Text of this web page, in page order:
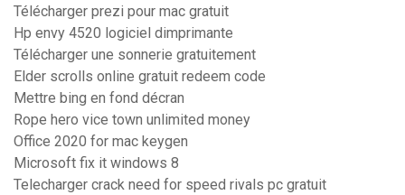
Télécharger prezi pour mac gratuit
Hp envy 4520 logiciel dimprimante
Télécharger une sonnerie gratuitement
Elder scrolls online gratuit redeem code
Mettre bing en fond décran
Rope hero vice town unlimited money
Office 2020 for mac keygen
Microsoft fix it windows 8
Telecharger crack need for speed rivals pc gratuit